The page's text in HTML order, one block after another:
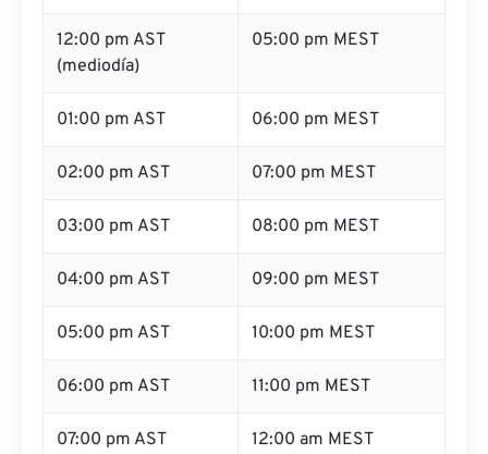
12:00 pm AST
(mediodía)
05:00 pm MEST
01:00 pm AST 06:00 pm MEST
02:00 pm AST 07:00 pm MEST
03:00 pm AST 08:00 pm MEST
04:00 pm AST 09:00 pm MEST
05:00 pm AST 10:00 pm MEST
06:00 pm AST 11:00 pm MEST
07:00 pm AST
12:00 am MEST